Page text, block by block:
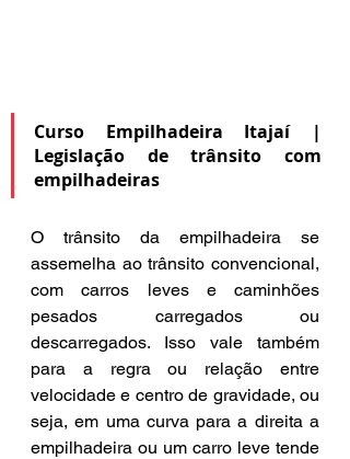
Curso Empilhadeira Itajaí |
Legislação de trânsito com
empilhadeiras
O trânsito da empilhadeira se
assemelha ao trânsito convencional,
com carros leves e caminhões
pesados carregados ou
descarregados. Isso vale também
para a regra ou relação entre
velocidade e centro de gravidade, ou
seja, em uma curva para a direita a
empilhadeira ou um carro leve tende